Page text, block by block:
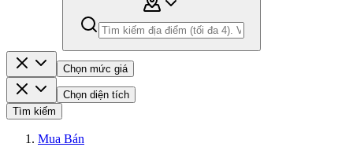
Chọn mức giá
Chọn diện tích
Tìm kiếm
Mua Bán